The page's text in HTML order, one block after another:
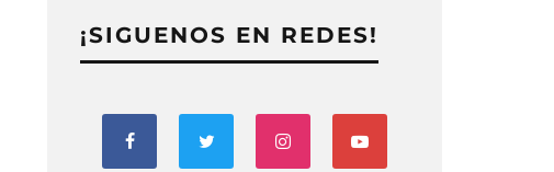
¡SIGUENOS EN REDES!